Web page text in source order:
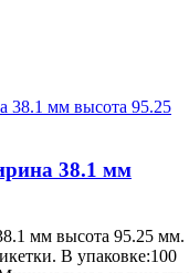
38.1 мм
мм высота 95.25 мм.
В упаковке:100